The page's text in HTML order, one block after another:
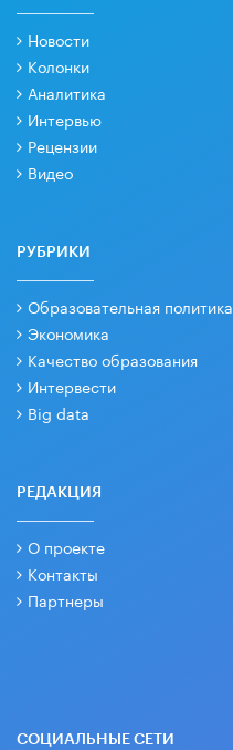
Новости
Колонки
Аналитика
Интервью
Рецензии
Видео
РУБРИКИ
Образовательная политика
Экономика
Качество образования
Интервести
Big data
РЕДАКЦИЯ
О проекте
Контакты
Партнеры
СОЦИАЛЬНЫЕ СЕТИ